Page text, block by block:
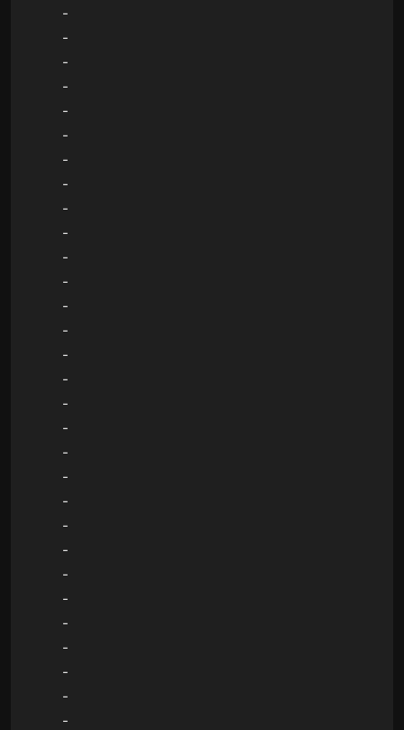
-
-
-
-
-
-
-
-
-
-
-
-
-
-
-
-
-
-
-
-
-
-
-
-
-
-
-
-
-
-